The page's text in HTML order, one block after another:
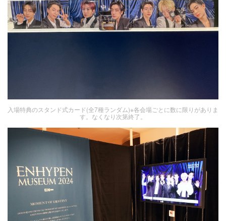
入場特典のスタンド式カード(全7種ランダム)※各会場ごとに数に限りがありま
す。なくなり次第終了。